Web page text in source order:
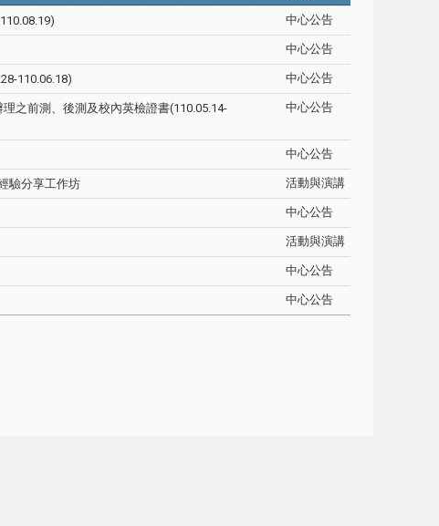
中心公告
中心公告
110.06.18) 中心公告
之前測、後測及校內英檢證書(110.05.14-
中心公告
中心公告
驗分享工作坊 活動與演講
中心公告
活動與演講
中心公告
中心公告